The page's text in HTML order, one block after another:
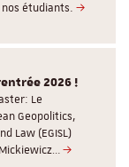
nos étudiants.
2026 !
Le
Geopolitics,
Law (EGISL)
Mickiewicz…